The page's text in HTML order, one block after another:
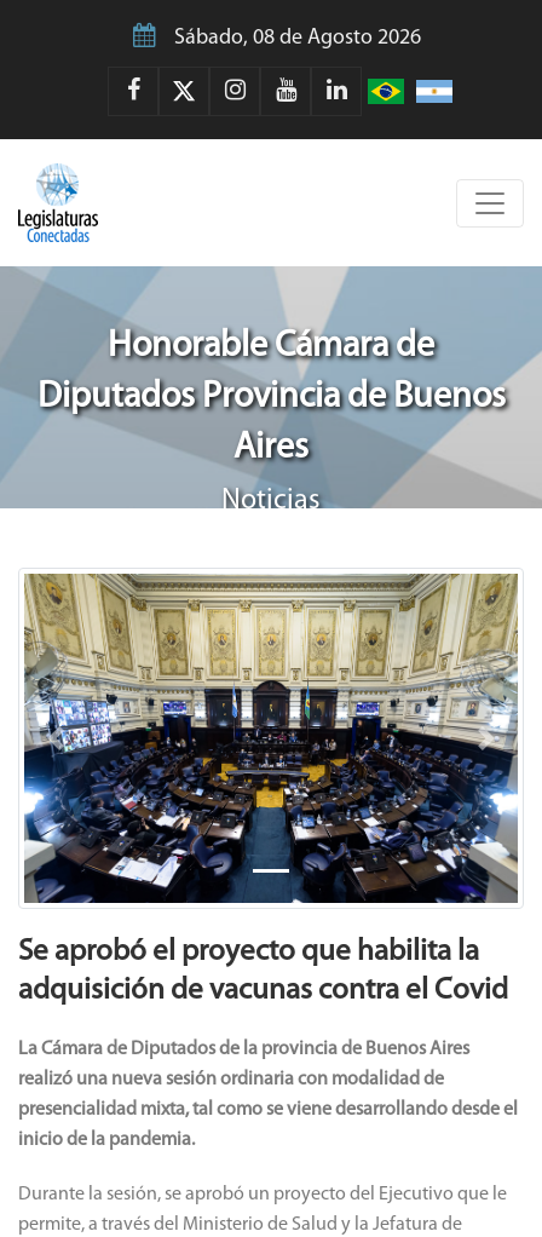
Sábado, 08 de Agosto 2026
Honorable Cámara de
Diputados Provincia de Buenos
Aires
Noticias
Previous Next
Se aprobó el proyecto que habilita la
adquisición de vacunas contra el Covid
La Cámara de Diputados de la provincia de Buenos Aires
realizó una nueva sesión ordinaria con modalidad de
presencialidad mixta, tal como se viene desarrollando desde el
inicio de la pandemia.
Durante la sesión, se aprobó un proyecto del Ejecutivo que le
permite, a través del Ministerio de Salud y la Jefatura de